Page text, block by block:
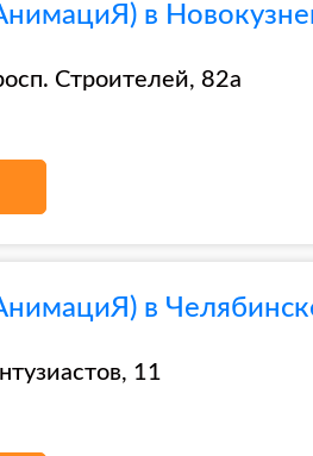
в
Строителей, 82а
в
11